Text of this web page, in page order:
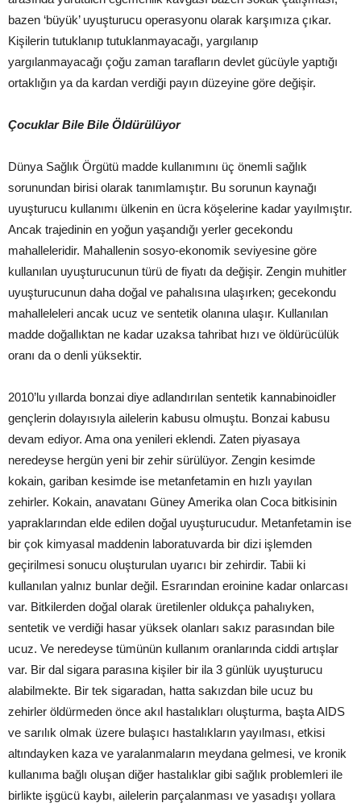
bazen ‘büyük’ uyuşturucu operasyonu olarak karşımıza çıkar.
Kişilerin tutuklanıp tutuklanmayacağı, yargılanıp
yargılanmayacağı çoğu zaman tarafların devlet gücüyle yaptığı
ortaklığın ya da kardan verdiği payın düzeyine göre değişir.
Çocuklar Bile Bile Öldürülüyor
Dünya Sağlık Örgütü madde kullanımını üç önemli sağlık
sorunundan birisi olarak tanımlamıştır. Bu sorunun kaynağı
uyuşturucu kullanımı ülkenin en ücra köşelerine kadar yayılmıştır.
Ancak trajedinin en yoğun yaşandığı yerler gecekondu
mahalleleridir. Mahallenin sosyo-ekonomik seviyesine göre
kullanılan uyuşturucunun türü de fiyatı da değişir. Zengin muhitler
uyuşturucunun daha doğal ve pahalısına ulaşırken; gecekondu
mahalleleleri ancak ucuz ve sentetik olanına ulaşır. Kullanılan
madde doğallıktan ne kadar uzaksa tahribat hızı ve öldürücülük
oranı da o denli yüksektir.
2010’lu yıllarda bonzai diye adlandırılan sentetik kannabinoidler
gençlerin dolayısıyla ailelerin kabusu olmuştu. Bonzai kabusu
devam ediyor. Ama ona yenileri eklendi. Zaten piyasaya
neredeyse hergün yeni bir zehir sürülüyor. Zengin kesimde
kokain, gariban kesimde ise metanfetamin en hızlı yayılan
zehirler. Kokain, anavatanı Güney Amerika olan Coca bitkisinin
yapraklarından elde edilen doğal uyuşturucudur. Metanfetamin ise
bir çok kimyasal maddenin laboratuvarda bir dizi işlemden
geçirilmesi sonucu oluşturulan uyarıcı bir zehirdir. Tabii ki
kullanılan yalnız bunlar değil. Esrarından eroinine kadar onlarcası
var. Bitkilerden doğal olarak üretilenler oldukça pahalıyken,
sentetik ve verdiği hasar yüksek olanları sakız parasından bile
ucuz. Ve neredeyse tümünün kullanım oranlarında ciddi artışlar
var. Bir dal sigara parasına kişiler bir ila 3 günlük uyuşturucu
alabilmekte. Bir tek sigaradan, hatta sakızdan bile ucuz bu
zehirler öldürmeden önce akıl hastalıkları oluşturma, başta AIDS
ve sarılık olmak üzere bulaşıcı hastalıkların yayılması, etkisi
altındayken kaza ve yaralanmaların meydana gelmesi, ve kronik
kullanıma bağlı oluşan diğer hastalıklar gibi sağlık problemleri ile
birlikte işgücü kaybı, ailelerin parçalanması ve yasadışı yollara